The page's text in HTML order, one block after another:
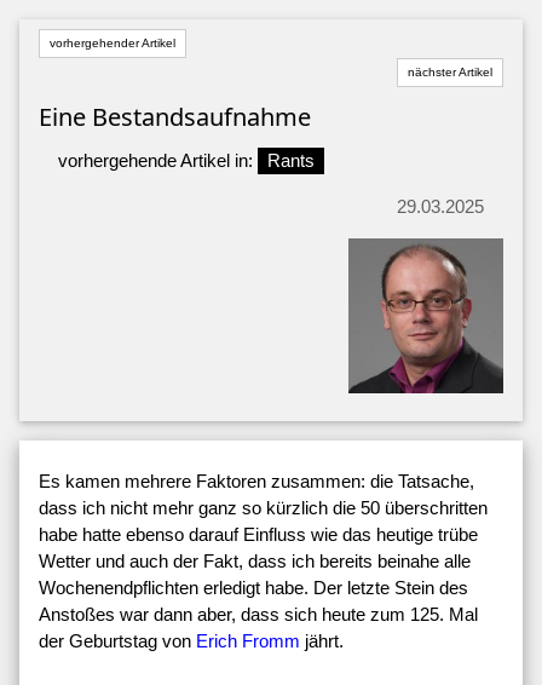
vorhergehender Artikel
nächster Artikel
Eine Bestandsaufnahme
vorhergehende Artikel in: Rants
29.03.2025
Es kamen mehrere Faktoren zusammen: die Tatsache,
dass ich nicht mehr ganz so kürzlich die 50 überschritten
habe hatte ebenso darauf Einfluss wie das heutige trübe
Wetter und auch der Fakt, dass ich bereits beinahe alle
Wochenendpflichten erledigt habe. Der letzte Stein des
Anstoßes war dann aber, dass sich heute zum 125. Mal
der Geburtstag von Erich Fromm jährt.